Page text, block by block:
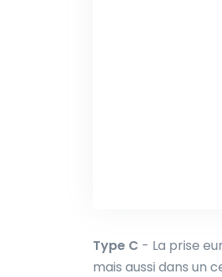
Type C - La prise
mais aussi dans un